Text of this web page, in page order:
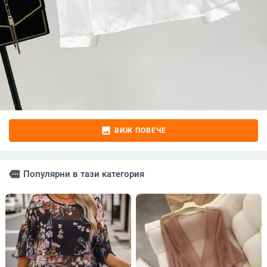
image ВИЖ ПОВЕЧЕ
more Популярни в тази категория